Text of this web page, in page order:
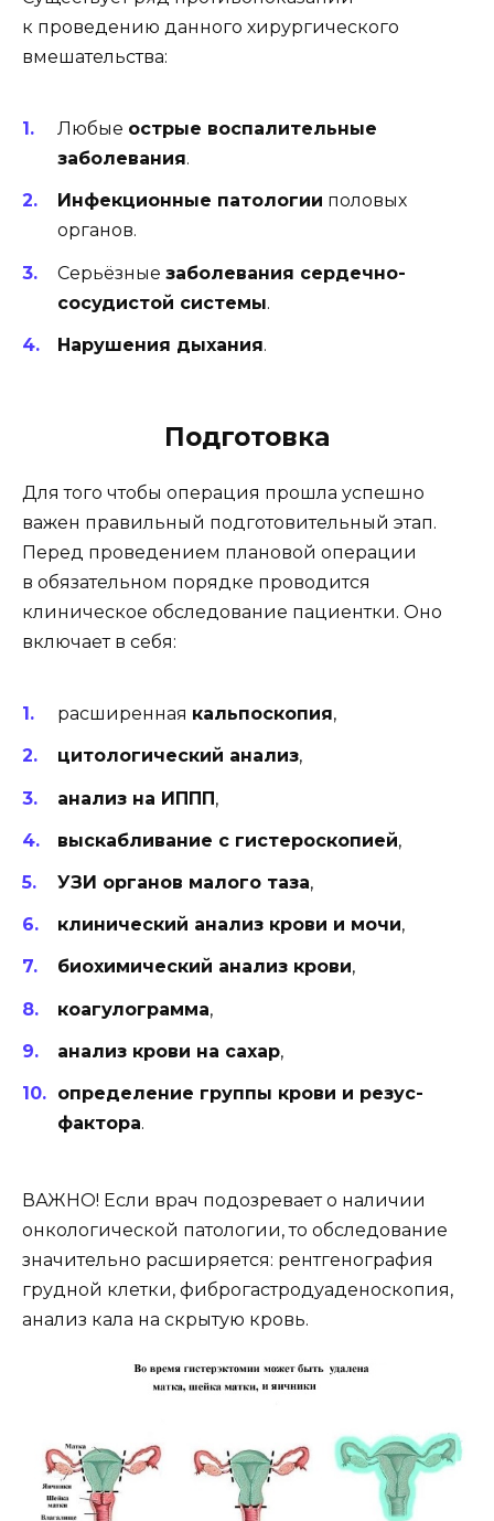
к проведению данного хирургического
вмешательства:
Любые острые воспалительные
заболевания.
Инфекционные патологии половых
органов.
Серьёзные заболевания сердечно-
сосудистой системы.
Нарушения дыхания.
Подготовка
Для того чтобы операция прошла успешно
важен правильный подготовительный этап.
Перед проведением плановой операции
в обязательном порядке проводится
клиническое обследование пациентки. Оно
включает в себя:
расширенная кальпоскопия,
цитологический анализ,
анализ на ИППП,
выскабливание с гистероскопией,
УЗИ органов малого таза,
клинический анализ крови и мочи,
биохимический анализ крови,
коагулограмма,
анализ крови на сахар,
определение группы крови и резус-
фактора.
ВАЖНО! Если врач подозревает о наличии
онкологической патологии, то обследование
значительно расширяется: рентгенография
грудной клетки, фиброгастродуаденоскопия,
анализ кала на скрытую кровь.